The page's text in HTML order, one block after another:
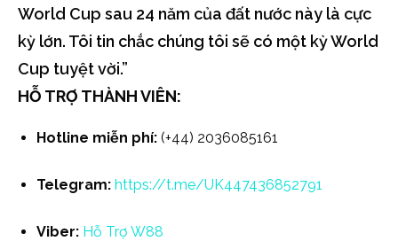
World Cup sau 24 năm của đất nước này là cực
kỳ lớn. Tôi tin chắc chúng tôi sẽ có một kỳ World
Cup tuyệt vời.”
HỖ TRỢ THÀNH VIÊN:
Hotline miễn phí: (+44) 2036085161
Telegram: https://t.me/UK447436852791
Viber: Hỗ Trợ W88